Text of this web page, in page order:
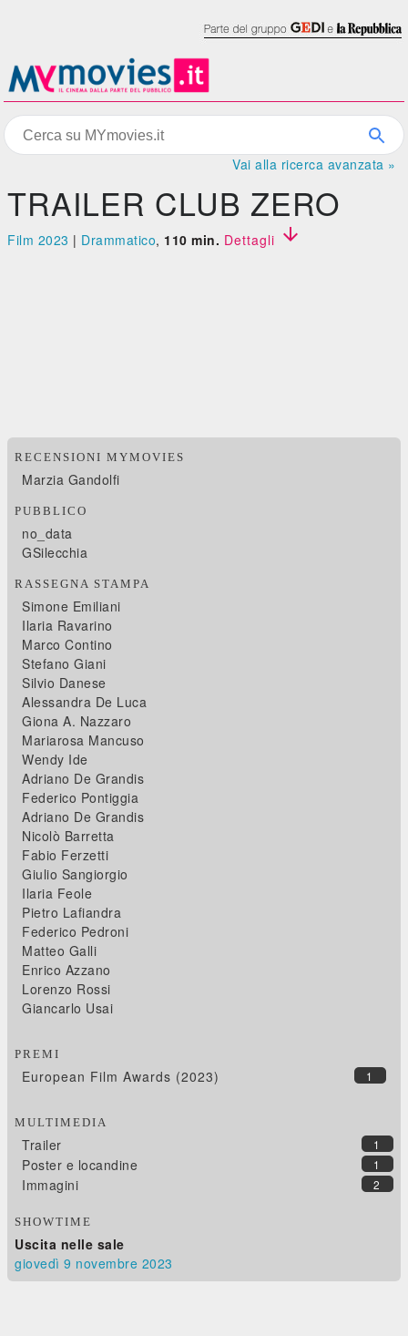
Vai alla ricerca avanzata »
TRAILER CLUB ZERO
Film 2023 | Drammatico, 110 min. Dettagli 
RECENSIONI MYMOVIES
Marzia Gandolfi
PUBBLICO
no_data
GSilecchia
RASSEGNA STAMPA
Simone Emiliani
Ilaria Ravarino
Marco Contino
Stefano Giani
Silvio Danese
Alessandra De Luca
Giona A. Nazzaro
Mariarosa Mancuso
Wendy Ide
Adriano De Grandis
Federico Pontiggia
Adriano De Grandis
Nicolò Barretta
Fabio Ferzetti
Giulio Sangiorgio
Ilaria Feole
Pietro Lafiandra
Federico Pedroni
Matteo Galli
Enrico Azzano
Lorenzo Rossi
Giancarlo Usai
PREMI
1
European Film Awards (2023)
MULTIMEDIA
1
Trailer
1
Poster e locandine
2
Immagini
SHOWTIME
Uscita nelle sale
giovedì 9 novembre 2023